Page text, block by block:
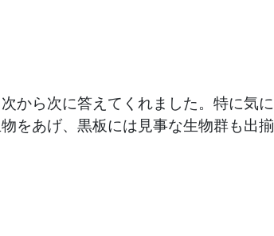
から次に答えてくれました。特に気に
をあげ、黒板には見事な生物群も出揃